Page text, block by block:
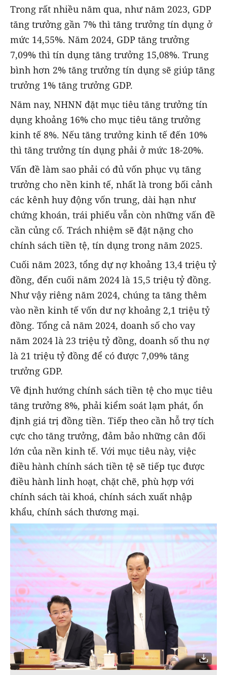
Trong rất nhiều năm qua, như năm 2023, GDP
tăng trưởng gần 7% thì tăng trưởng tín dụng ở
mức 14,55%. Năm 2024, GDP tăng trưởng
7,09% thì tín dụng tăng trưởng 15,08%. Trung
bình hơn 2% tăng trưởng tín dụng sẽ giúp tăng
trưởng 1% tăng trưởng GDP.
Năm nay, NHNN đặt mục tiêu tăng trưởng tín
dụng khoảng 16% cho mục tiêu tăng trưởng
kinh tế 8%. Nếu tăng trưởng kinh tế đến 10%
thì tăng trưởng tín dụng phải ở mức 18-20%.
Vấn đề làm sao phải có đủ vốn phục vụ tăng
trưởng cho nền kinh tế, nhất là trong bối cảnh
các kênh huy động vốn trung, dài hạn như
chứng khoán, trái phiếu vẫn còn những vấn đề
cần củng cố. Trách nhiệm sẽ đặt nặng cho
chính sách tiền tệ, tín dụng trong năm 2025.
Cuối năm 2023, tổng dự nợ khoảng 13,4 triệu tỷ
đồng, đến cuối năm 2024 là 15,5 triệu tỷ đồng.
Như vậy riêng năm 2024, chúng ta tăng thêm
vào nền kinh tế vốn dư nợ khoảng 2,1 triệu tỷ
đồng. Tổng cả năm 2024, doanh số cho vay
năm 2024 là 23 triệu tỷ đồng, doanh số thu nợ
là 21 triệu tỷ đồng để có được 7,09% tăng
trưởng GDP.
Về định hướng chính sách tiền tệ cho mục tiêu
tăng trưởng 8%, phải kiểm soát lạm phát, ổn
định giá trị đồng tiền. Tiếp theo cần hỗ trợ tích
cực cho tăng trưởng, đảm bảo những cân đối
lớn của nền kinh tế. Với mục tiêu này, việc
điều hành chính sách tiền tệ sẽ tiếp tục được
điều hành linh hoạt, chặt chẽ, phù hợp với
chính sách tài khoá, chính sách xuất nhập
khẩu, chính sách thương mại.